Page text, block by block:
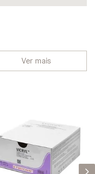
Ver mais